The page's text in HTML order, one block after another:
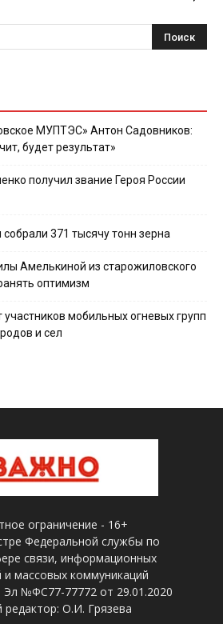
МУПТЭС» Антон Садовников:
будет результат»
получил звание Героя России
собрали 371 тысячу тонн зерна
Амелькиной из старожиловского
оптимизм
мобильных огневых групп
и сел
ограничение - 16+
Федеральной службы по
связи, информационных
и массовых коммуникаций
Эл №ФС77-77772 от 29.01.2020
редактор: О.И. Грязева